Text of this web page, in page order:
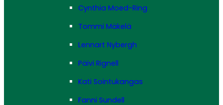
Cynthia Moed-Ring
Tommi Mäkelä
Lennart Nybergh
Päivi Rignell
Kati Sointukangas
Fanni Sundell